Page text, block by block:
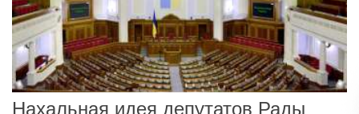
Нахальная идея депутатов Рады